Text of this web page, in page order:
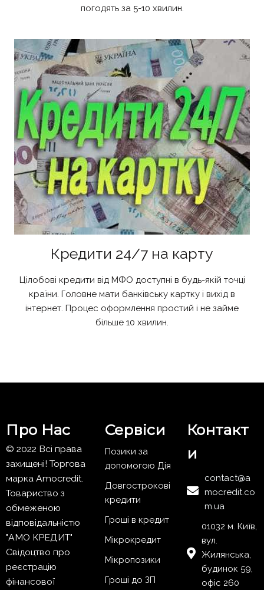
погодять за 5-10 хвилин.
Кредити 24/7 на карту
Цілобові кредити від МФО доступні в будь-якій точці
країни. Головне мати банківську картку і вихід в
інтернет. Процес оформлення простий і не займе
більше 10 хвилин.
Про Нас
© 2022 Всі права
захищені! Торгова
марка Amocredit.
Товариство з
обмеженою
відповідальністю
"АМО КРЕДИТ"
Свідоцтво про
реєстрацію
фінансової
Сервіси
Позики за
допомогою Дія
Довгострокові
кредити
Гроші в кредит
Мікрокредит
Мікропозики
Гроші до ЗП
Контакт
и
contact@a
mocredit.co
m.ua
01032 м. Київ,
вул.
Жилянська,
будинок 59,
офіс 260